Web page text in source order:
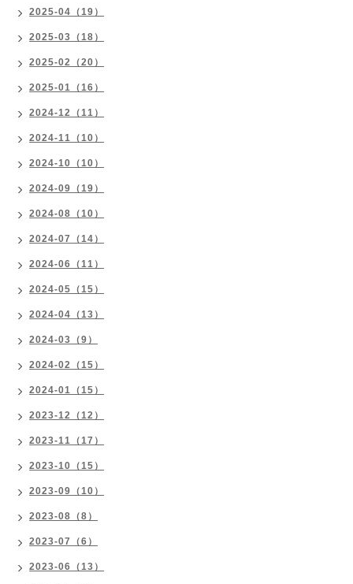
2025-04（19）
2025-03（18）
2025-02（20）
2025-01（16）
2024-12（11）
2024-11（10）
2024-10（10）
2024-09（19）
2024-08（10）
2024-07（14）
2024-06（11）
2024-05（15）
2024-04（13）
2024-03（9）
2024-02（15）
2024-01（15）
2023-12（12）
2023-11（17）
2023-10（15）
2023-09（10）
2023-08（8）
2023-07（6）
2023-06（13）